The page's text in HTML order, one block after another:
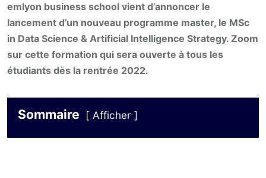
emlyon business school vient d’annoncer le
lancement d’un nouveau programme master, le MSc
in Data Science & Artificial Intelligence Strategy. Zoom
sur cette formation qui sera ouverte à tous les
étudiants dès la rentrée 2022.
Sommaire Afficher